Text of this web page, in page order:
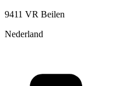
9411 VR Beilen
Nederland